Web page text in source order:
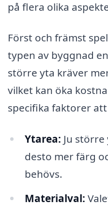
på flera olika
Först och främst
typen av byggnad
större yta kräver
vilket kan öka
specifika faktorer
Ytarea: Ju större
desto mer färg
behövs.
Materialval: